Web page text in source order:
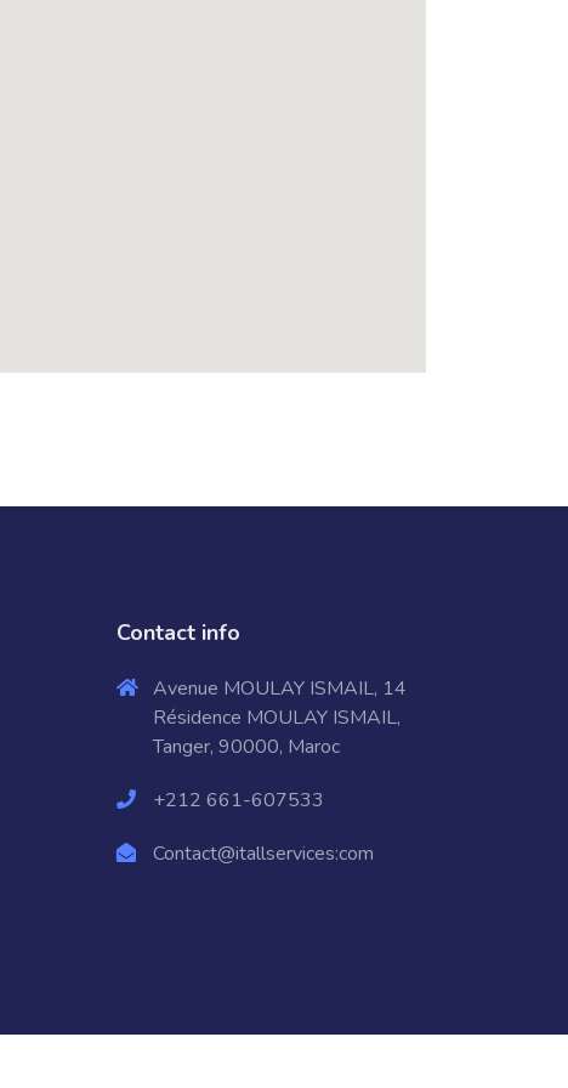
Contact info
Avenue MOULAY ISMAIL, 14
Résidence MOULAY ISMAIL,
Tanger, 90000, Maroc
+212 661-607533
Contact@itallservices:com